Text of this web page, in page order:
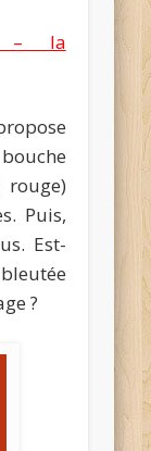
– la
Puis,
Est-
?